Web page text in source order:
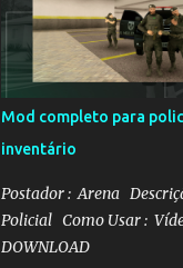
Mod completo para
inventário
Postador : Arena
Policial Como Usar :
DOWNLOAD